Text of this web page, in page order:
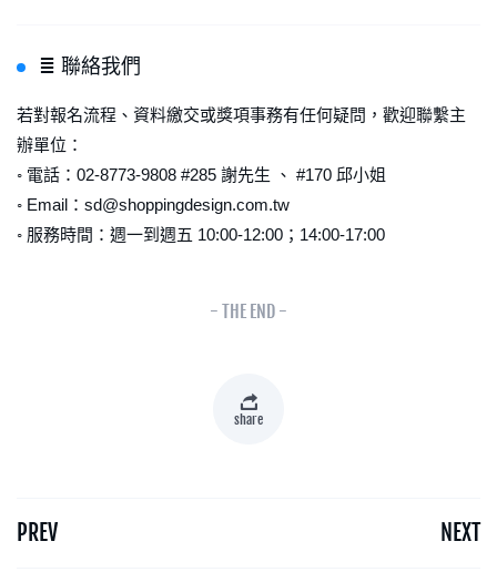
≣ 聯絡我們
若對報名流程、資料繳交或獎項事務有任何疑問，歡迎聯繫主
辦單位：
◦ 電話：02-8773-9808 #285 謝先生 、 #170 邱小姐
◦ Email：sd@shoppingdesign.com.tw
◦ 服務時間：週一到週五 10:00-12:00；14:00-17:00
- THE END -
share
PREV NEXT